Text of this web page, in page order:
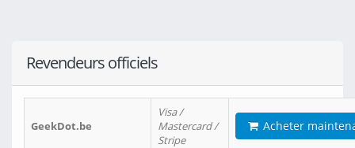
Revendeurs officiels
GeekDot.be
Visa /
Mastercard /
Stripe
Acheter